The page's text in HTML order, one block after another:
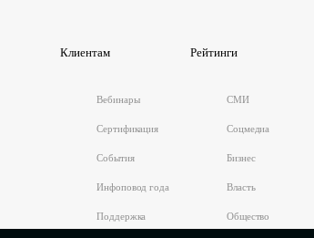
Клиентам
Вебинары
Сертификация
События
Инфоповод года
Поддержка
Рейтинги
СМИ
Соцмедиа
Бизнес
Власть
Общество